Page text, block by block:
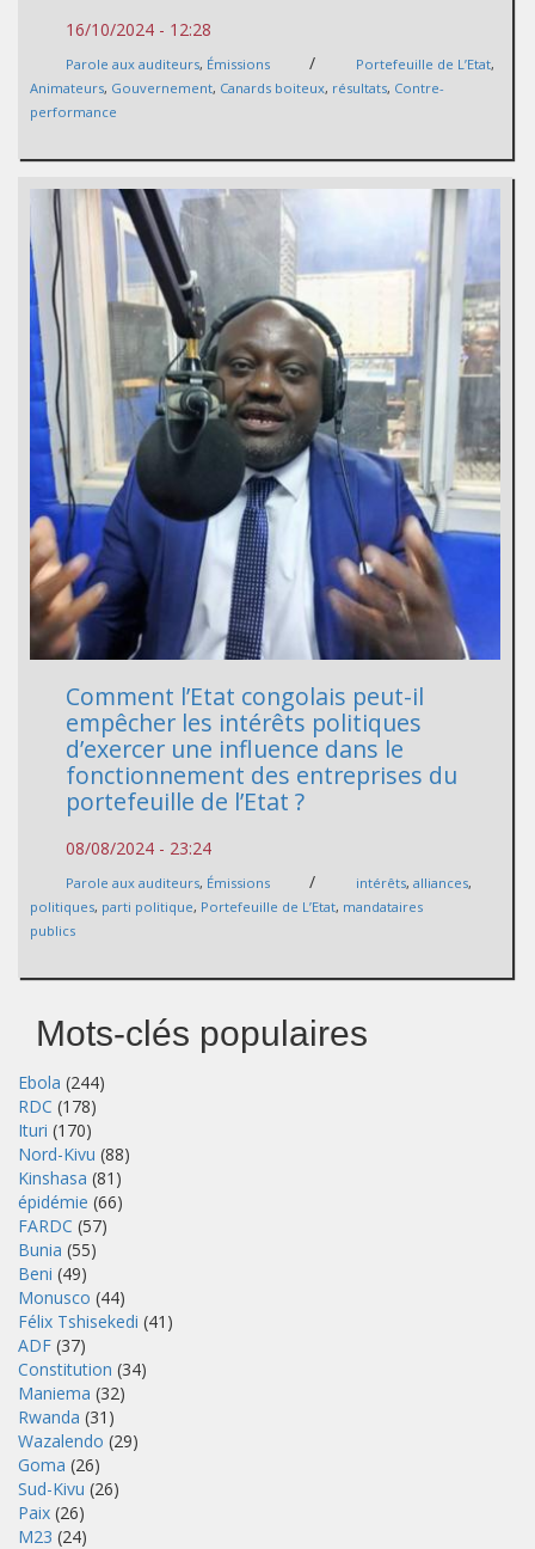
16/10/2024 - 12:28
Parole aux auditeurs, Émissions / Portefeuille de L’Etat,
Animateurs, Gouvernement, Canards boiteux, résultats, Contre-
performance
Comment l’Etat congolais peut-il
empêcher les intérêts politiques
d’exercer une influence dans le
fonctionnement des entreprises du
portefeuille de l’Etat ?
08/08/2024 - 23:24
Parole aux auditeurs, Émissions / intérêts, alliances,
politiques, parti politique, Portefeuille de L’Etat, mandataires
publics
Mots-clés populaires
Ebola (244)
RDC (178)
Ituri (170)
Nord-Kivu (88)
Kinshasa (81)
épidémie (66)
FARDC (57)
Bunia (55)
Beni (49)
Monusco (44)
Félix Tshisekedi (41)
ADF (37)
Constitution (34)
Maniema (32)
Rwanda (31)
Wazalendo (29)
Goma (26)
Sud-Kivu (26)
Paix (26)
M23 (24)